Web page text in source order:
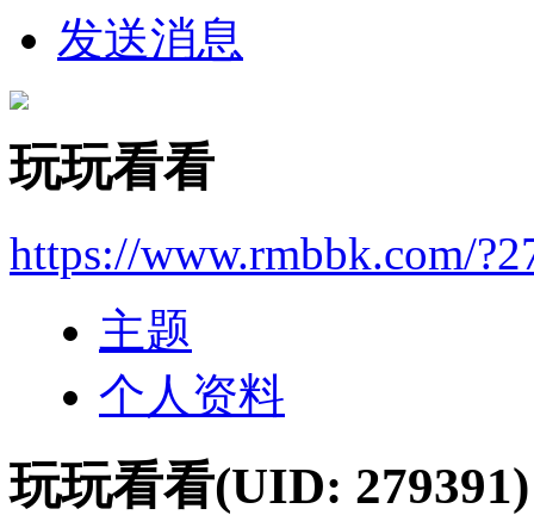
发送消息
玩玩看看
https://www.rmbbk.com/
主题
个人资料
玩玩看看(UID: 279391)